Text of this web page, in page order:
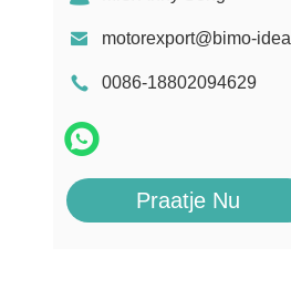
0086-18802094629
Praatje Nu